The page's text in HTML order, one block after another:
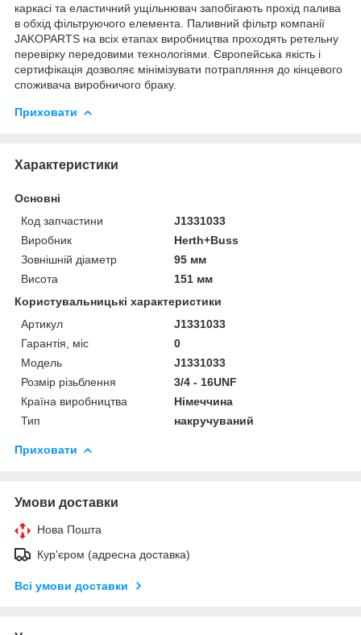
каркасі та еластичний ущільнювач запобігають прохід палива
в обхід фільтруючого елемента. Паливний фільтр компанії
JAKOPARTS на всіх етапах виробництва проходять ретельну
перевірку передовими технологіями. Європейська якість і
сертифікація дозволяє мінімізувати потрапляння до кінцевого
споживача виробничого браку.
Приховати
Характеристики
Основні
Код запчастини
J1331033
Виробник
Herth+Buss
Зовнішній діаметр
95 мм
Висота
151 мм
Користувальницькі характеристики
Артикул
J1331033
Гарантія, міс
0
Мoдель
J1331033
Розмір різьблення
3/4 - 16UNF
Країна виробництва
Німеччина
Тип
накручуваний
Приховати
Умови доставки
Нова Пошта
Кур'єром (адресна доставка)
Всі умови доставки